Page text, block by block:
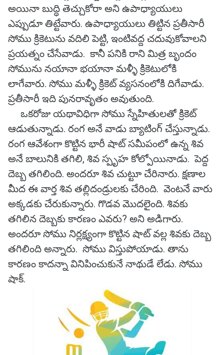
అయినా బుద్ధి తెచ్చుకోరా అని ఉపాధ్యాయులు
ఎప్పుడూ తిట్టేవారు. ఉపాధ్యాయులు తిట్టిన ప్రతీసారీ
సోము క్రికెటును వదిలి పెట్టి, ఇంటివద్ద చదువుకోవాలని
ప్రయత్నం చేసేవాడు. కానీ పనికి రాని మిత్ర బృందం
సోమును నయానా భయానా మళ్ళీ క్రికెటులోకి
లాగేవారు. సోము మళ్ళీ క్రికెట్ వ్యసనంలోకి దిగేవాడు.
ప్రతీసారీ ఇది పునరావృతం అవుతుంది.
ఒకరోజు యథావిధిగా సోము స్నేహితులతో క్రికెట్
ఆడుతున్నాడు. రంగ అనే వాడు బ్యాటింగ్ చేస్తున్నాడు.
రంగ ఆవేశంగా కొట్టిన భారీ షాట్ సమీపంలో ఉన్న శివ
అనే బాలునికి తగిలి, శివ స్పృహ కోల్పోయినాడు. పెద్ద
దెబ్బ తగిలింది. అందరూ శివ చుట్టూ చేరినారు. క్షణాల
మీద ఈ వార్త శివ తల్లిదండ్రులకు చేరింది. వెంటనే వారు
అక్కడకు చేరుకున్నారు. గొడవ మొదలైంది. శివకు
తగిలిన దెబ్బకు కారణం ఎవరు? అని అడిగారు.
అందరూ సోము నిర్లక్ష్యంగా కొట్టిన షాట్ వల్ల శివకు దెబ్బ
తగిలింది అన్నారు. సోము విస్తుపోయాడు. తాను
కారణం కాదన్నా వినిపించుకునే నాథుడే లేడు. సోము
షాక్.